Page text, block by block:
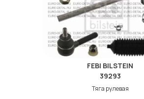
FEBI BILSTEIN
39293
Тяга рулевая